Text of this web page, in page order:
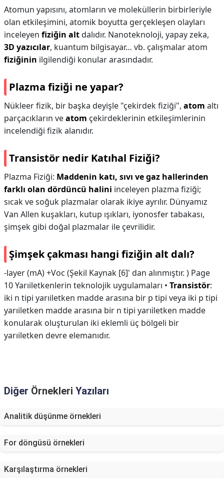
Atomun yapısını, atomların ve moleküllerin birbirleriyle
olan etkileşimini, atomik boyutta gerçekleşen olayları
inceleyen fiziğin altdalıdır. Nanoteknoloji, yapay zeka,
3D yazıcılar, kuantum bilgisayar… vb. çalışmalar atom
fiziğinin ilgilendiği konular arasındadır.
Plazma fiziği ne yapar?
Nükleer fizik, bir başka deyişle "çekirdek fiziği", atom altı
parçacıkların veatom çekirdeklerinin etkileşimlerinin
incelendiği fizik alanıdır.
Transistör nedir Katıhal Fiziği?
Plazma Fiziği: Maddenin katı, sıvı ve gaz hallerinden
farklı olan dördüncü halini inceleyen plazma fiziği;
sıcak ve soğuk plazmalar olarak ikiye ayrılır. Dünyamız
Van Allen kuşakları, kutup ışıkları, iyonosfer tabakası,
şimşek gibi doğal plazmalar ile çevrilidir.
Şimşek çakması hangi fiziğin alt dalı?
-layer (mA) +Voc (Şekil Kaynak [6]' dan alınmıştır. ) Page
10 Yarıiletkenlerin teknolojik uygulamaları • Transistör:
iki n tipi yarıiletken madde arasına bir p tipi veya iki p tipi
yarıiletken madde arasına bir n tipi yarıiletken madde
konularak oluşturulan iki eklemli üç bölgeli bir
yarıiletken devre elemanıdır.
Diğer Örnekleri Yazıları
Analitik düşünme örnekleri
For döngüsü örnekleri
Karşılaştırma örnekleri